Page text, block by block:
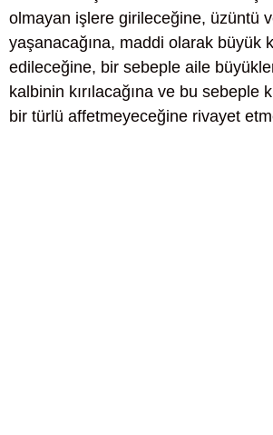
olmayan işlere girileceğine, üzüntü
yaşanacağına, maddi olarak büyük
edileceğine, bir sebeple aile
kalbinin kırılacağına ve bu sebeple
bir türlü affetmeyeceğine rivayet